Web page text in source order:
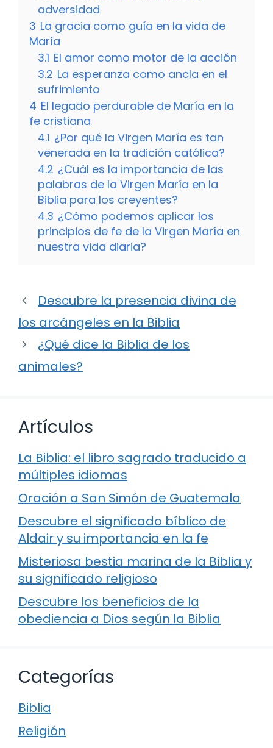
adversidad
3 La gracia como guía en la vida de
María
3.1 El amor como motor de la acción
3.2 La esperanza como ancla en el
sufrimiento
4 El legado perdurable de María en la
fe cristiana
4.1 ¿Por qué la Virgen María es tan
venerada en la tradición católica?
4.2 ¿Cuál es la importancia de las
palabras de la Virgen María en la
Biblia para los creyentes?
4.3 ¿Cómo podemos aplicar los
principios de fe de la Virgen María en
nuestra vida diaria?
Descubre la presencia divina de
los arcángeles en la Biblia
¿Qué dice la Biblia de los
animales?
Artículos
La Biblia: el libro sagrado traducido a
múltiples idiomas
Oración a San Simón de Guatemala
Descubre el significado bíblico de
Aldair y su importancia en la fe
Misteriosa bestia marina de la Biblia y
su significado religioso
Descubre los beneficios de la
obediencia a Dios según la Biblia
Categorías
Biblia
Religión